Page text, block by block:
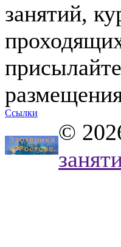
занятий,
Ссылки
©